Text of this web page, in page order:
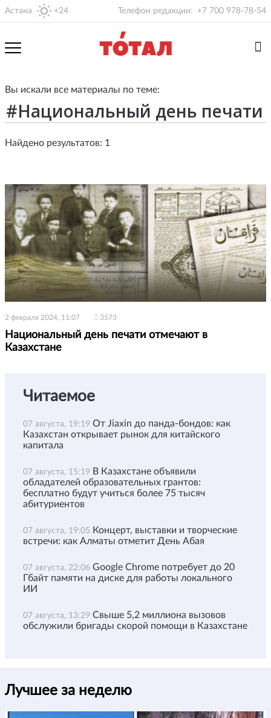
Астана +24 Телефон редакции: +7 700 978-78-54
Вы искали все материалы по теме:
Найдено результатов: 1
2 февраля 2024, 11:07 3573
Национальный день печати отмечают в
Казахстане
Читаемое
07 августа, 19:19 От Jiaxin до панда-бондов: как
Казахстан открывает рынок для китайского
капитала
07 августа, 15:19 В Казахстане объявили
обладателей образовательных грантов:
бесплатно будут учиться более 75 тысяч
абитуриентов
07 августа, 19:05 Концерт, выставки и творческие
встречи: как Алматы отметит День Абая
07 августа, 22:06 Google Chrome потребует до 20
Гбайт памяти на диске для работы локального
ИИ
07 августа, 13:29 Свыше 5,2 миллиона вызовов
обслужили бригады скорой помощи в Казахстане
Лучшее за неделю